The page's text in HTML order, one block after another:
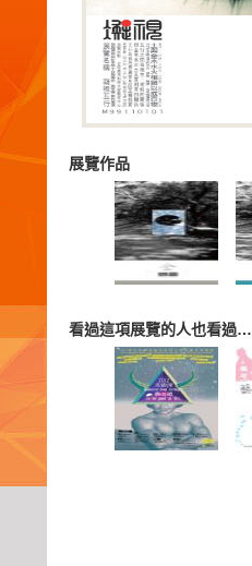
展覽作品
看過這項展覽的人也看過…